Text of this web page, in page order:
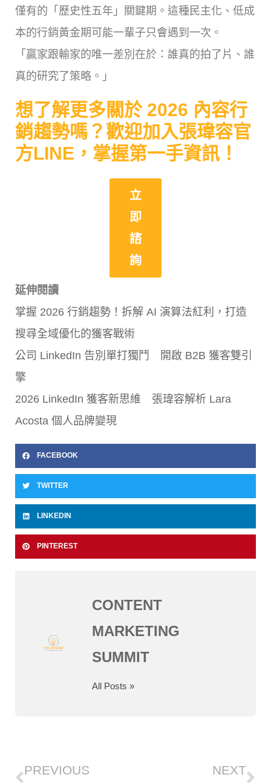
僅有的「歷史性五年」關鍵期。這種民主化、低成
本的行銷黃金期可能一輩子只會遇到一次。
「贏家跟輸家的唯一差別在於：誰真的拍了片、誰
真的研究了策略。」
想了解更多關於 2026 內容行
銷趨勢嗎？歡迎加入張瑋容官
方LINE，掌握第一手資訊！
立
即
諮
詢
延伸閱讀
掌握 2026 行銷趨勢！拆解 AI 演算法紅利，打造
搜尋全域優化的獲客戰術
公司 LinkedIn 告別單打獨鬥 開啟 B2B 獲客雙引
擎
2026 LinkedIn 獲客新思維 張瑋容解析 Lara
Acosta 個人品牌變現
FACEBOOK
TWITTER
LINKEDIN
PINTEREST
CONTENT
MARKETING
SUMMIT
All Posts »
PREVIOUS NEXT